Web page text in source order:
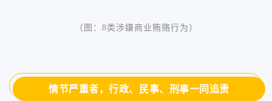
（图：8类涉嫌商业贿赂行为）
情节严重者，行政、民事、刑事一同追责